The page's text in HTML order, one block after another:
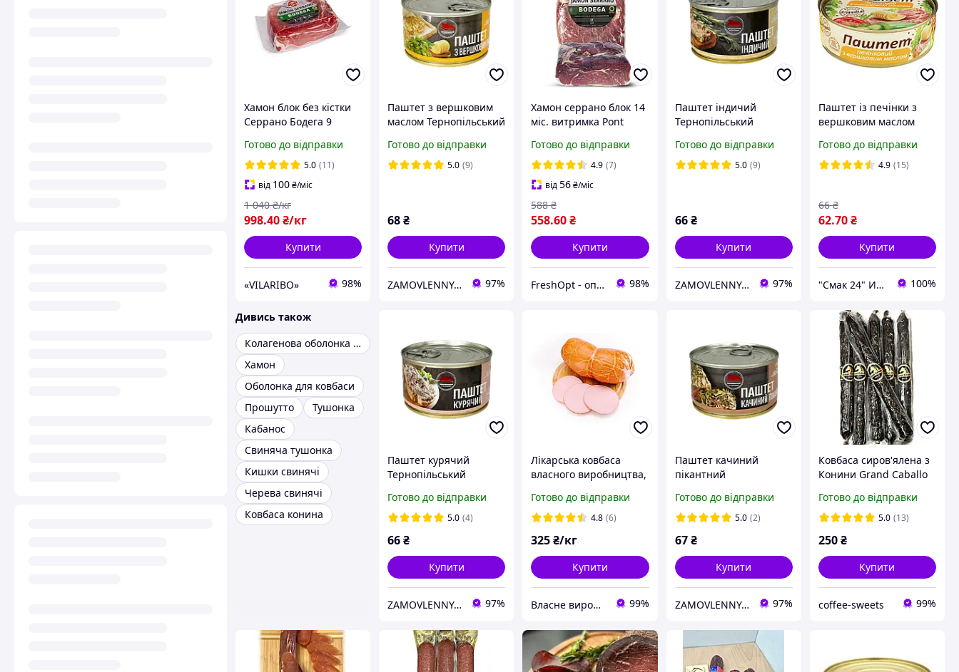
Хамон блок без кістки
Серрано Бодега 9
Готово до відправки
5.0 (11)
від 100₴/міс
998.40₴/кг
1 040 ₴/кг
Купити
«VILARIBO» 98%
Паштет з вершковим
маслом Тернопільський
Готово до відправки
5.0 (9)
68₴
Купити
ZAMOVLENNYA-UA 97%
Хамон серрано блок 14
міс. витримка Pont
500 г
Готово до відправки
4.9 (7)
від56₴/міс
558.60₴
588 ₴
Купити
FreshOpt - оптові ціни для кожного! 98%
Паштет індичий
Тернопільський
Готово до відправки
5.0 (9)
66 ₴
Купити
ZAMOVLENNYA-UA 97%
Паштет із печінки з
вершковим маслом
Готово до відправки
4.9 (15)
62.70₴
66 ₴
Купити
"Смак 24" Интернет-магазин 100%
Дивись також
Колагенова оболонка для ковбаси
Хамон
Оболонка для ковбаси
Прошутто
Тушонка
Кабанос
Свиняча тушонка
Кишки свинячі
Черева свинячі
Ковбаса конина
Паштет курячий
Тернопільський
Готово до відправки
5.0 (4)
66₴
Купити
ZAMOVLENNYA-UA 97%
Лікарська ковбаса
власного виробництва,
Готово до відправки
4.8 (6)
325₴/кг
Купити
Власне виробництво м'ясної продукції "Ольвіополь" 99%
Паштет качиний
пікантний
м'ясокомбінат 225 г
Готово до відправки
5.0 (2)
67 ₴
Купити
ZAMOVLENNYA-UA 97%
Ковбаса сиров'ялена з
Конини Grand Caballo
Готово до відправки
5.0 (13)
250₴
Купити
coffee-sweets 99%